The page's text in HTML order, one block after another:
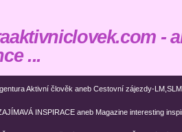
Aktivní člověk aneb Cestovní zájezdy-LM,SLM.
INSPIRACE aneb Magazine interesting
-
...